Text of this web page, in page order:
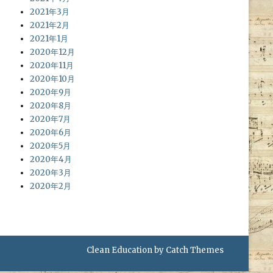
2021年3月
2021年2月
2021年1月
2020年12月
2020年11月
2020年10月
2020年9月
2020年8月
2020年7月
2020年6月
2020年5月
2020年4月
2020年3月
2020年2月
Clean Education by Catch Themes